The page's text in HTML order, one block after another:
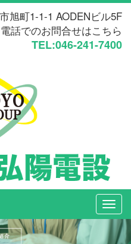
旭町1-1-1 AODENビル5F
電話でのお問合せはこちら
TEL:046-241-7400